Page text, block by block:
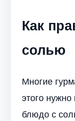
Как
солью
Многие
этого
блюдо с